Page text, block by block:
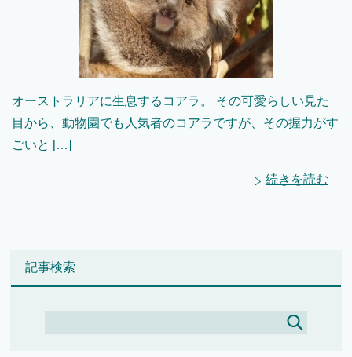
オーストラリアに生息するコアラ。 その可愛らしい見た
目から、動物園でも人気者のコアラですが、その握力がす
ごいと […]
続きを読む
記事検索